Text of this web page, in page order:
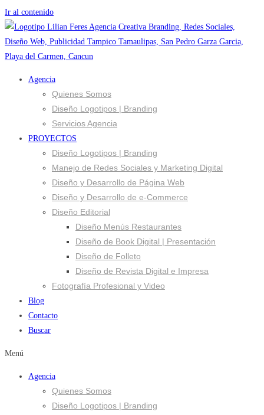
Ir al contenido
Agencia
Quienes Somos
Diseño Logotipos | Branding
Servicios Agencia
PROYECTOS
Diseño Logotipos | Branding
Manejo de Redes Sociales y Marketing Digital
Diseño y Desarrollo de Página Web
Diseño y Desarrollo de e-Commerce
Diseño Editorial
Diseño Menús Restaurantes
Diseño de Book Digital | Presentación
Diseño de Folleto
Diseño de Revista Digital e Impresa
Fotografía Profesional y Video
Blog
Contacto
Buscar
Menú
Agencia
Quienes Somos
Diseño Logotipos | Branding